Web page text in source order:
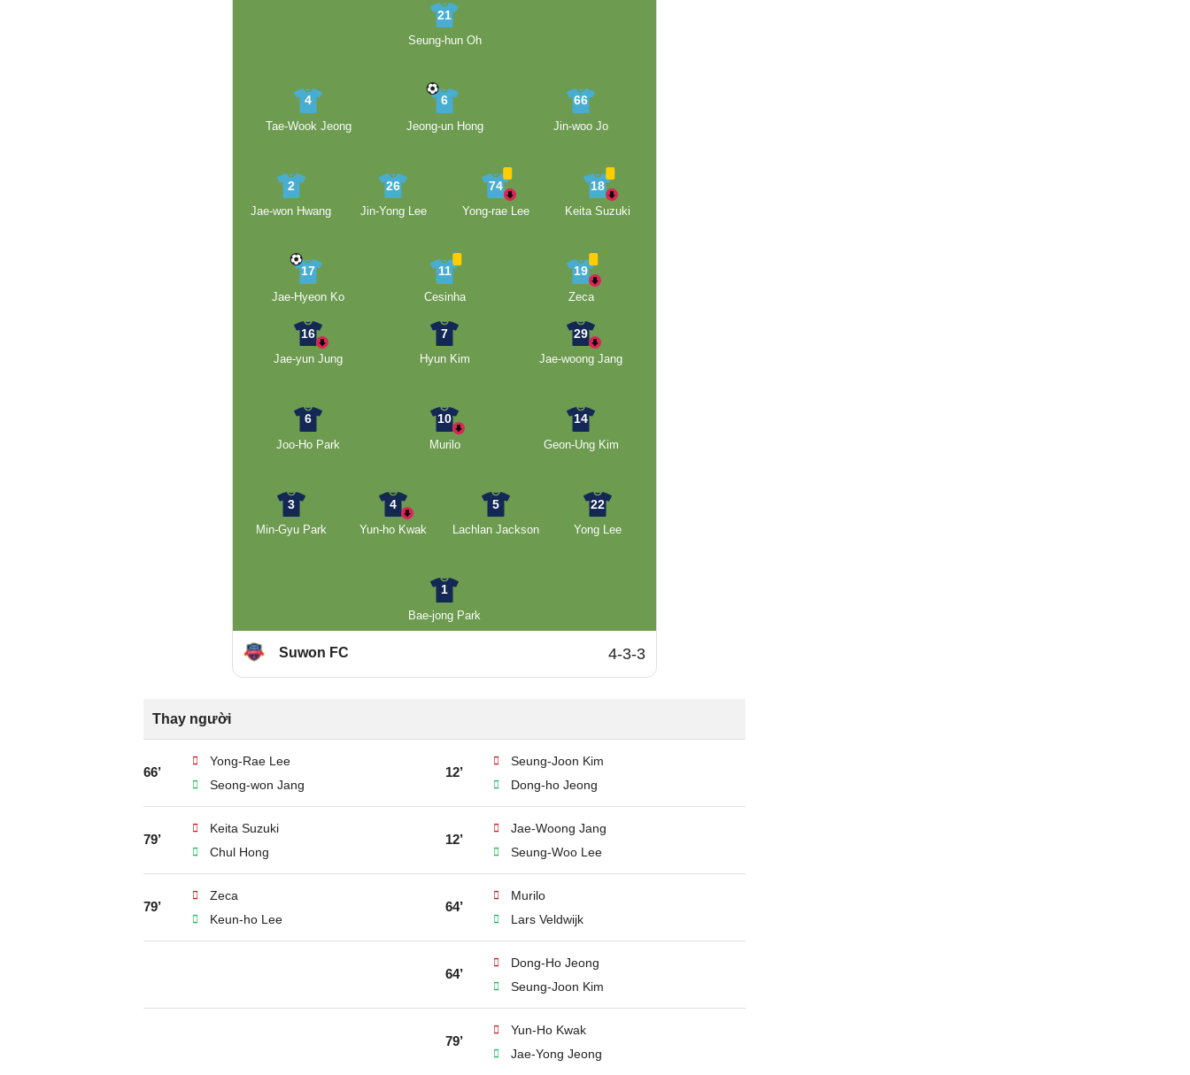
21
Seung-hun Oh
4
Tae-Wook Jeong
6
Jeong-un Hong
66
Jin-woo Jo
2
Jae-won Hwang
26
Jin-Yong Lee
74
Yong-rae Lee
18
Keita Suzuki
17
Jae-Hyeon Ko
11
Cesinha
19
Zeca
16
Jae-yun Jung
7
Hyun Kim
29
Jae-woong Jang
6
Joo-Ho Park
10
Murilo
14
Geon-Ung Kim
3
Min-Gyu Park
4
Yun-ho Kwak
5
Lachlan Jackson
22
Yong Lee
1
Bae-jong Park
Suwon FC 4-3-3
Thay người
66’
Yong-Rae Lee
Seong-won Jang
12’
Seung-Joon Kim
Dong-ho Jeong
79’
Keita Suzuki
Chul Hong
12’
Jae-Woong Jang
Seung-Woo Lee
79’
Zeca
Keun-ho Lee
64’
Murilo
Lars Veldwijk
64’
Dong-Ho Jeong
Seung-Joon Kim
79’
Yun-Ho Kwak
Jae-Yong Jeong